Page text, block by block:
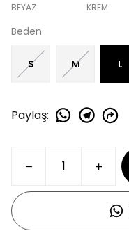
BEYAZ KREM
Beden
S M L
Paylaş: